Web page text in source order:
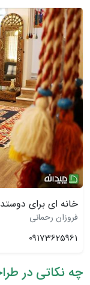
خانه ای برای
فروزان رحمانی
09173625961
چه نکاتی در